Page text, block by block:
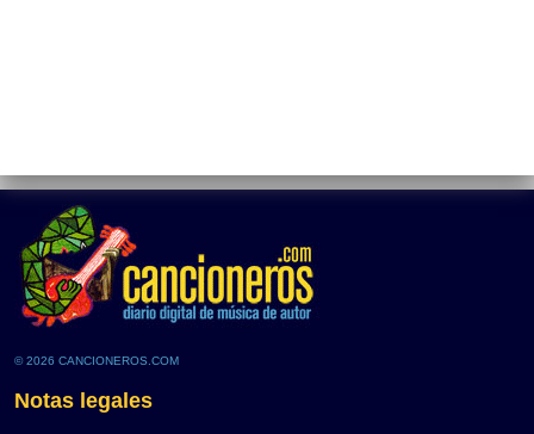
© 2026 CANCIONEROS.COM
Notas legales